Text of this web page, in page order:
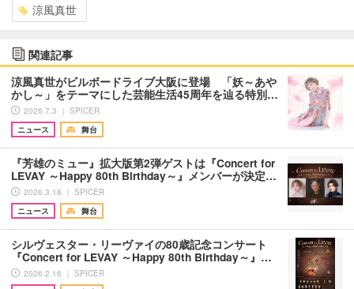
涼風真世
関連記事
涼風真世がビルボードライブ大阪に登場 「妖～あや
かし～」をテーマにした芸能生活45周年を辿る特別…
2026.7.3 ｜ SPICER
ニュース
舞台
『芳雄のミュー』拡大版第2弾ゲストは『Concert for
LEVAY ～Happy 80th Birthday～』メンバーが決定…
2026.3.18 ｜ SPICER
ニュース
舞台
シルヴェスター・リーヴァイの80歳記念コンサート
『Concert for LEVAY ～Happy 80th Birthday～』…
2026.2.16 ｜ SPICER